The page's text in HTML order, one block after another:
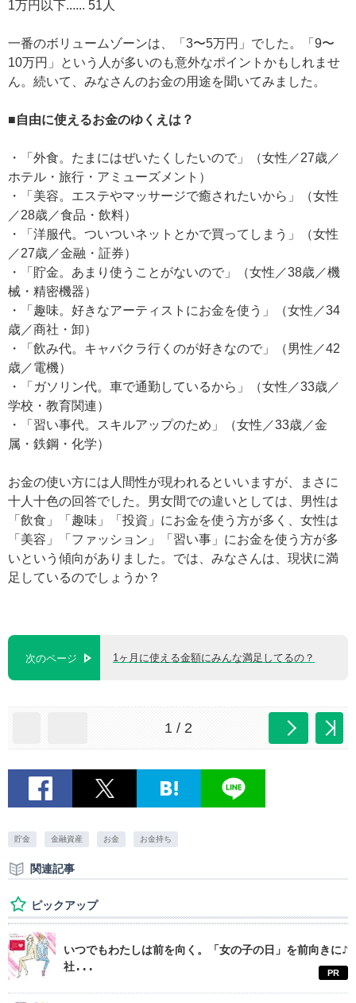
1万円以下...... 51人
一番のボリュームゾーンは、「3〜5万円」でした。「9〜
10万円」という人が多いのも意外なポイントかもしれませ
ん。続いて、みなさんのお金の用途を聞いてみました。
■自由に使えるお金のゆくえは？
・「外食。たまにはぜいたくしたいので」（女性／27歳／
ホテル・旅行・アミューズメント）
・「美容。エステやマッサージで癒されたいから」（女性
／28歳／食品・飲料）
・「洋服代。ついついネットとかで買ってしまう」（女性
／27歳／金融・証券）
・「貯金。あまり使うことがないので」（女性／38歳／機
械・精密機器）
・「趣味。好きなアーティストにお金を使う」（女性／34
歳／商社・卸）
・「飲み代。キャバクラ行くのが好きなので」（男性／42
歳／電機）
・「ガソリン代。車で通勤しているから」（女性／33歳／
学校・教育関連）
・「習い事代。スキルアップのため」（女性／33歳／金
属・鉄鋼・化学）
お金の使い方には人間性が現われるといいますが、まさに
十人十色の回答でした。男女間での違いとしては、男性は
「飲食」「趣味」「投資」にお金を使う方が多く、女性は
「美容」「ファッション」「習い事」にお金を使う方が多
いという傾向がありました。では、みなさんは、現状に満
足しているのでしょうか？
次のページ 1ヶ月に使える金額にみんな満足してるの？
1 / 2
貯金 金融資産 お金 お金持ち
関連記事
ピックアップ
いつでもわたしは前を向く。「女の子の日」を前向きに♪
社...
PR